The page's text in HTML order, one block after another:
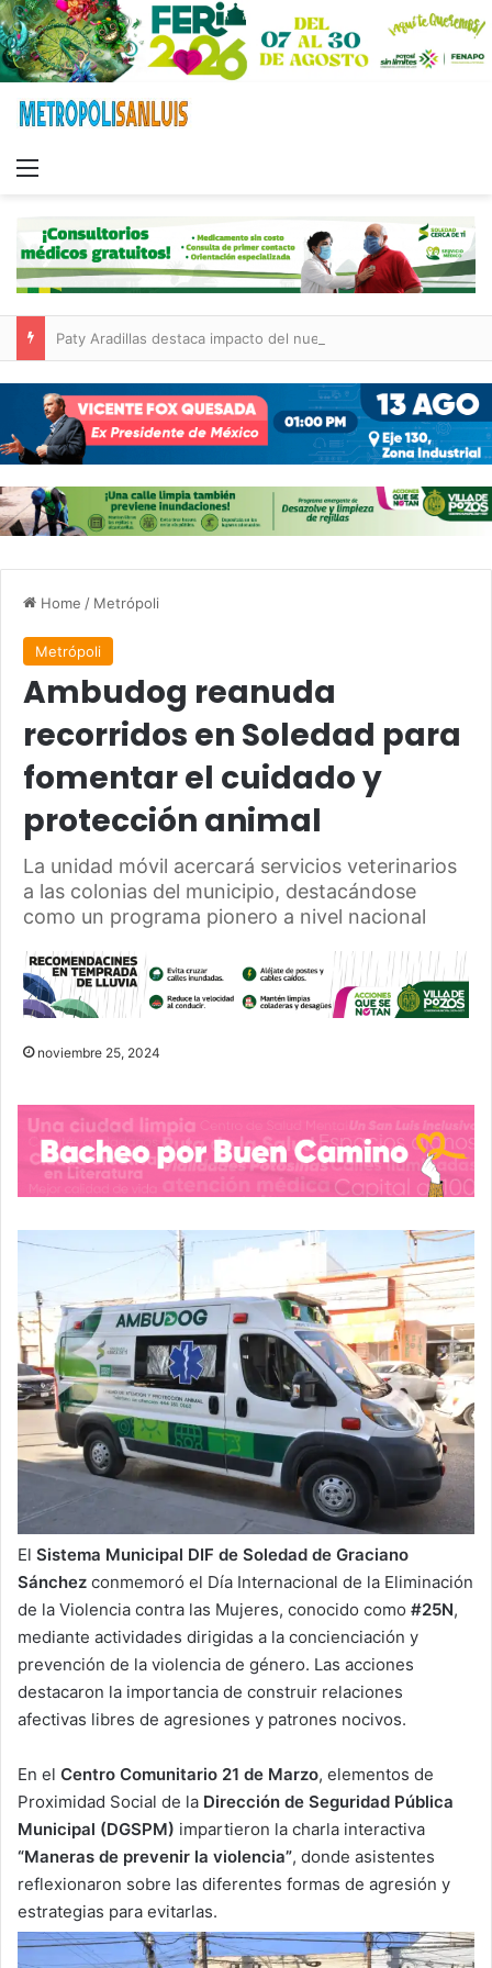
Home / Metrópoli
Metrópoli
Ambudog reanuda
recorridos en Soledad para
fomentar el cuidado y
protección animal
La unidad móvil acercará servicios veterinarios
a las colonias del municipio, destacándose
como un programa pionero a nivel nacional
noviembre 25, 2024
El Sistema Municipal DIF de Soledad de Graciano
Sánchez conmemoró el Día Internacional de la Eliminación
de la Violencia contra las Mujeres, conocido como #25N,
mediante actividades dirigidas a la concienciación y
prevención de la violencia de género. Las acciones
destacaron la importancia de construir relaciones
afectivas libres de agresiones y patrones nocivos.
En el Centro Comunitario 21 de Marzo, elementos de
Proximidad Social de la Dirección de Seguridad Pública
Municipal (DGSPM) impartieron la charla interactiva
“Maneras de prevenir la violencia”, donde asistentes
reflexionaron sobre las diferentes formas de agresión y
estrategias para evitarlas.